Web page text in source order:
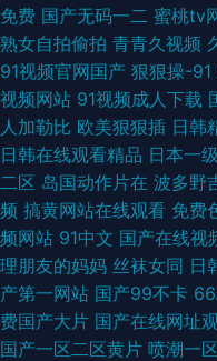
免费 国产无码一二 蜜桃tv
熟女自拍偷拍 青青久视频
91视频官网国产 狠狠操-91
视频网站 91视频成人下载
人加勒比 欧美狠狠插 日韩
日韩在线观看精品 日本一
二区 岛国动作片在 波多野
频 搞黄网站在线观看 免费
频网站 91中文 国产在线视
理朋友的妈妈 丝袜女同 日
产第一网站 国产99不卡
费国产大片 国产在线网址
国产一区二区黄片 喷潮一区